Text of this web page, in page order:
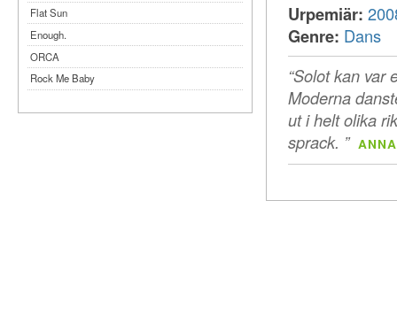
Urpemiär:
Genre: Dans
“Solot kan var
Moderna
ut i helt olika
sprack. ”
Flat Sun
Enough.
ORCA
Rock Me Baby